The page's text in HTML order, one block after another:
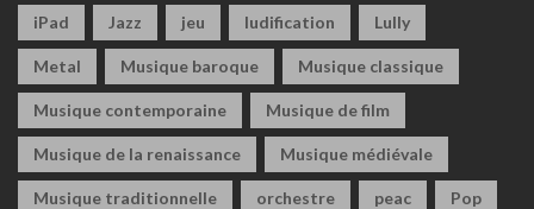
iPad Jazz jeu ludification Lully
Metal Musique baroque Musique classique
Musique contemporaine Musique de film
Musique de la renaissance Musique médiévale
Musique traditionnelle orchestre peac Pop